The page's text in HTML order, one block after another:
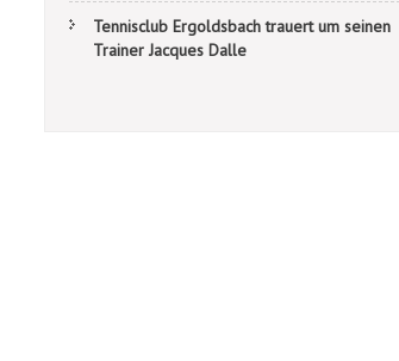
Tennisclub Ergoldsbach trauert um seinen
Trainer Jacques Dalle